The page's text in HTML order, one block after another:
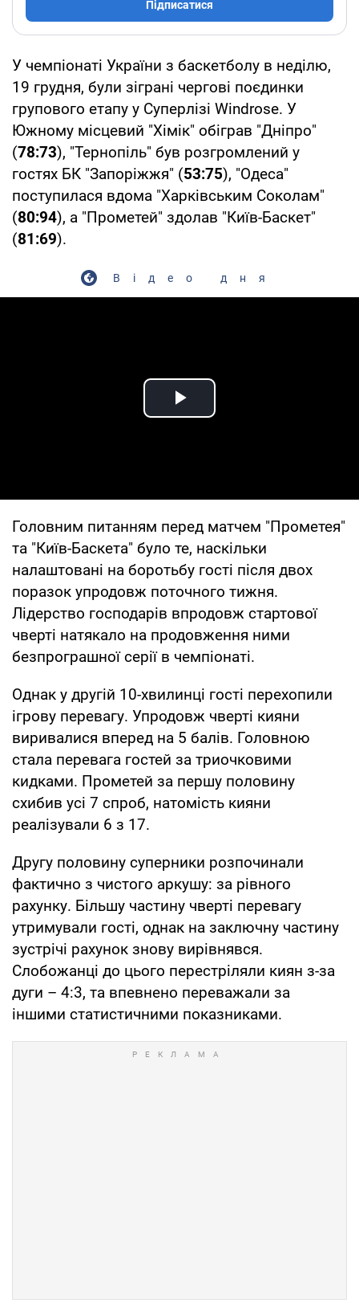
Підписатися
У чемпіонаті України з баскетболу в неділю,
19 грудня, були зіграні чергові поєдинки
групового етапу у Суперлізі Windrose. У
Южному місцевий "Хімік" обіграв "Дніпро"
(78:73), "Тернопіль" був розгромлений у
гостях БК "Запоріжжя" (53:75), "Одеса"
поступилася вдома "Харківським Соколам"
(80:94), а "Прометей" здолав "Київ-Баскет"
(81:69).
Відео дня
Play Video
Головним питанням перед матчем "Прометея"
та "Київ-Баскета" було те, наскільки
налаштовані на боротьбу гості після двох
поразок упродовж поточного тижня.
Лідерство господарів впродовж стартової
чверті натякало на продовження ними
безпрограшної серії в чемпіонаті.
Однак у другій 10-хвилинці гості перехопили
ігрову перевагу. Упродовж чверті кияни
виривалися вперед на 5 балів. Головною
стала перевага гостей за триочковими
кидками. Прометей за першу половину
схибив усі 7 спроб, натомість кияни
реалізували 6 з 17.
Другу половину суперники розпочинали
фактично з чистого аркушу: за рівного
рахунку. Більшу частину чверті перевагу
утримували гості, однак на заключну частину
зустрічі рахунок знову вирівнявся.
Слобожанці до цього перестріляли киян з-за
дуги – 4:3, та впевнено переважали за
іншими статистичними показниками.